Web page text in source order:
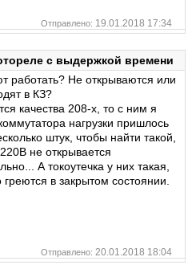
Отправлено: 19.01.2018 17:34
с выдержкой времени
работать? Не открываются или
в КЗ?
качества 208-х, то с ним я
нагрузки пришлось
штук, чтобы найти такой,
не открывается
А токоутечка у них такая,
греются в закрытом состоянии.
Отправлено: 20.01.2018 18:04